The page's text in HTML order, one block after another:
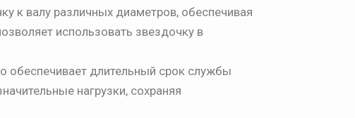
к валу различных диаметров, обеспечивая
использовать звездочку в
обеспечивает длительный срок службы
нагрузки, сохраняя